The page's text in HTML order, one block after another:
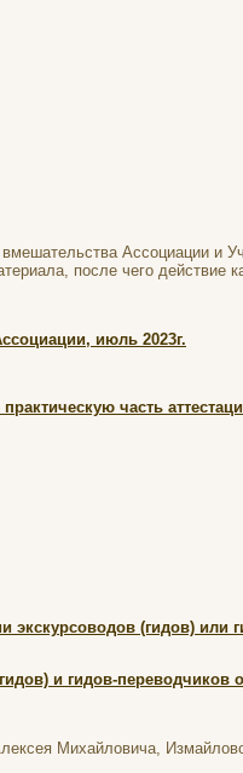
Ассоциации и
после чего действие
июль 2023г.
часть
экскурсоводов (гидов) или
и гидов-переводчиков
Михайловича,